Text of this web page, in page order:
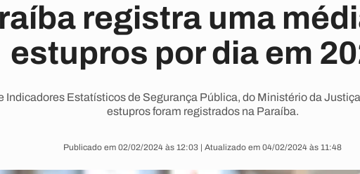
registra uma
estupros por dia em
Indicadores Estatísticos de Segurança Pública, do Ministério da
estupros foram registrados na Paraíba.
Publicado em 02/02/2024 às 12:03 | Atualizado em 04/02/2024 às 11:48